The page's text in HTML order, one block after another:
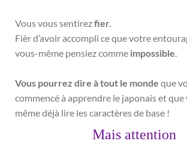
Vous vous sentirezfier.
Fièr d’avoir accompli ce que votre
vous-même pensiez comme impossible.
Vous pourrez dire à tout le monde que
commencé à apprendre le japonais et
même déjà lire les caractères de base !
Mais attention